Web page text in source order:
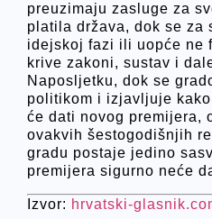
preuzimaju zasluge za
platila država, dok se za
idejskoj fazi ili uopće ne
krive zakoni, sustav i
Naposljetku, dok se
politikom i izjavljuje
će dati novog premijera,
ovakvih šestogodišnjih
gradu postaje jedino
premijera sigurno neće
Izvor: hrvatski-